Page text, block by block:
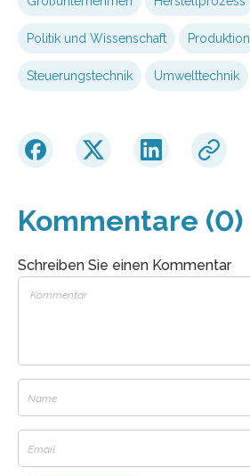
Politik und Wissenschaft Produktion
Steuerungstechnik Umwelttechnik
Kommentare (0)
Schreiben Sie einen Kommentar